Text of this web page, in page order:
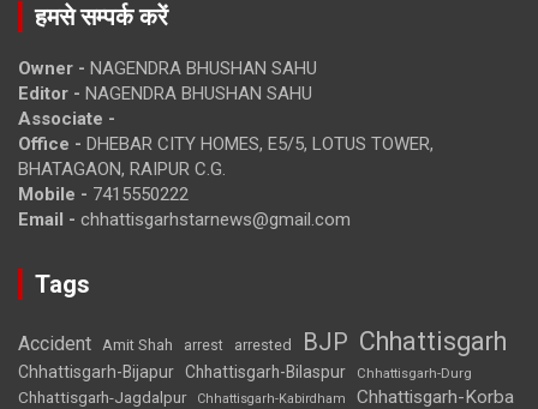
हमसे सम्पर्क करें
Owner - NAGENDRA BHUSHAN SAHU
Editor - NAGENDRA BHUSHAN SAHU
Associate -
Office - DHEBAR CITY HOMES, E5/5, LOTUS TOWER,
BHATAGAON, RAIPUR C.G.
Mobile - 7415550222
Email - chhattisgarhstarnews@gmail.com
Tags
Accident Amit Shah arrest arrested BJP Chhattisgarh
Chhattisgarh-Bijapur Chhattisgarh-Bilaspur Chhattisgarh-Durg
Chhattisgarh-Jagdalpur Chhattisgarh-Kabirdham Chhattisgarh-Korba